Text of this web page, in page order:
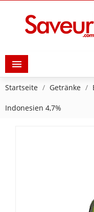

Startseite Getränke
Indonesien 4,7%